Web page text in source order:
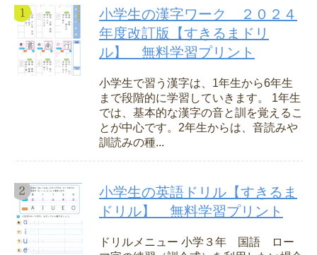
小学生の漢字ワーク ２０２４
年度改訂版【すきるまドリ
ル】 無料学習プリント
小学生で習う漢字は、1年生から6年生
まで段階的に学習していきます。 1年生
では、基本的な漢字の音と訓を覚えるこ
とが中心です。2年生からは、音読みや
訓読みの種...
小学生の英語ドリル【すきるま
ドリル】 無料学習プリント
ドリルメニュー 小学３年 国語 ロー